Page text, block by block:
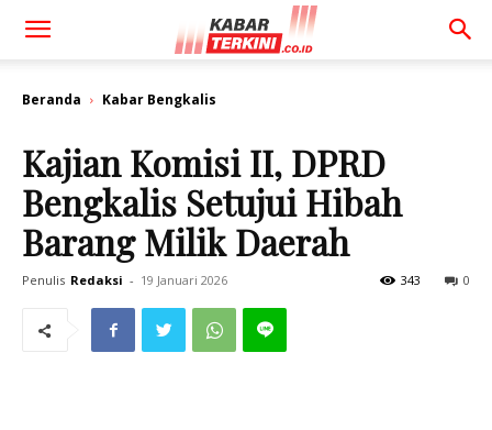
Beranda Kabar Bengkalis
Kajian Komisi II, DPRD
Bengkalis Setujui Hibah
Barang Milik Daerah
Penulis Redaksi - 19 Januari 2026 0
343